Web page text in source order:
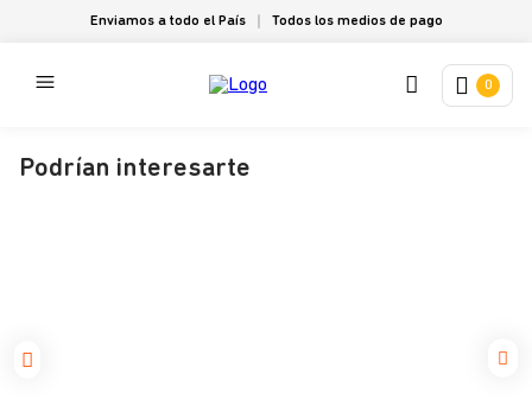
Enviamos a todo el País Todos los medios de pago
0
Podrían interesarte